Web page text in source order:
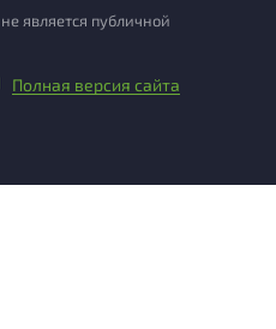
является публичной
Полная версия сайта